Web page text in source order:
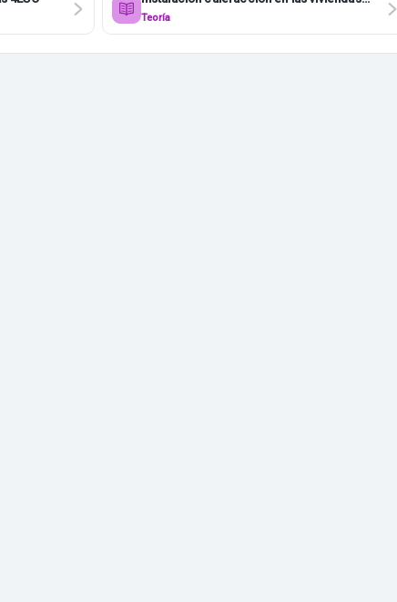
4ESO
Teoría